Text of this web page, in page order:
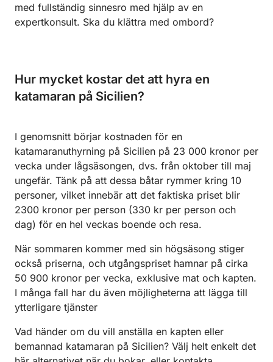
med fullständig sinnesro med hjälp av en
expertkonsult. Ska du klättra med ombord?
Hur mycket kostar det att hyra en
katamaran på Sicilien?
I genomsnitt börjar kostnaden för en
katamaranuthyrning på Sicilien på 23 000 kronor per
vecka under lågsäsongen, dvs. från oktober till maj
ungefär. Tänk på att dessa båtar rymmer kring 10
personer, vilket innebär att det faktiska priset blir
2300 kronor per person (330 kr per person och
dag) för en hel veckas boende och resa.
När sommaren kommer med sin högsäsong stiger
också priserna, och utgångspriset hamnar på cirka
50 900 kronor per vecka, exklusive mat och kapten.
I många fall har du även möjligheterna att lägga till
ytterligare tjänster
Vad händer om du vill anställa en kapten eller
bemannad katamaran på Sicilien? Välj helt enkelt det